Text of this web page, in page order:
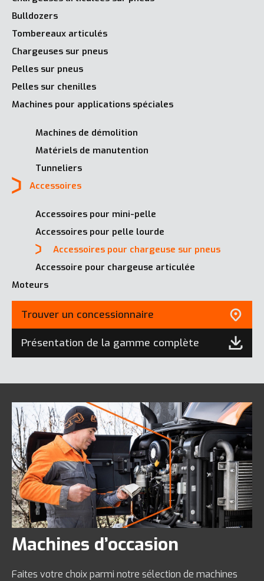
Bulldozers
Tombereaux articulés
Chargeuses sur pneus
Pelles sur pneus
Pelles sur chenilles
Machines pour applications spéciales
Machines de démolition
Matériels de manutention
Tunneliers
Accessoires
Accessoires pour mini-pelle
Accessoires pour pelle lourde
Accessoires pour chargeuse sur pneus
Accessoire pour chargeuse articulée
Moteurs
Trouver un concessionnaire
Présentation de la gamme complète
Machines d’occasion
Faites votre choix parmi notre sélection de machines